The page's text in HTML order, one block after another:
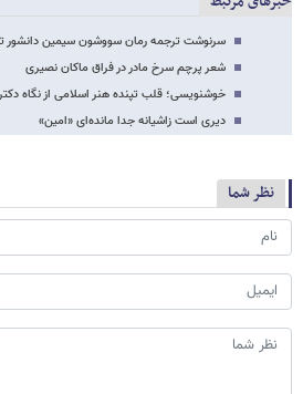
سرنوشت ترجمه رمان سووشون سیمین
شعر پرچم سرخ مادر در فراق ماکان نصیری
خوشنویسی؛ قلب تپنده هنر اسلامی از نگاه
دیری است زاشیانه جدا مانده‌ای «امین»
نظر شما